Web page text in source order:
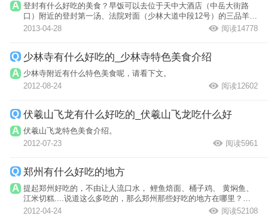
登封有什么好吃的美食？早饭可以去位于天中大酒店（中岳大街路
口）附近的登封第一汤、法院对面（少林大道中段12号）的三品羊肉
糊辣汤品尝当...
2013-04-28 阅读14778
少林寺有什么好吃的_少林寺特色美食介绍
少林寺附近有什么特色美食呢，请看下文。
2012-08-24
阅读12602
伏羲山飞龙有什么好吃的_伏羲山飞龙吃什么好
伏羲山飞龙特色美食介绍。
2012-07-23
阅读5961
郑州有什么好吃的地方
提起郑州好吃的，不由让人流口水， 鲤鱼焙面、桶子鸡、 黄焖鱼、
江米切糕....说道这么多吃的，那么郑州那些好吃的地方在哪里？小
编给你罗列...
2012-04-24 阅读52108